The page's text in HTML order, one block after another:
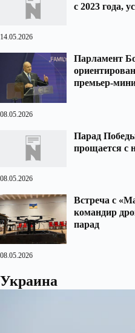
с 2023 года,
14.05.2026
Парламент
премьер-
08.05.2026
Парад
прощается с
08.05.2026
Встреча с
командир
парад
08.05.2026
Украина